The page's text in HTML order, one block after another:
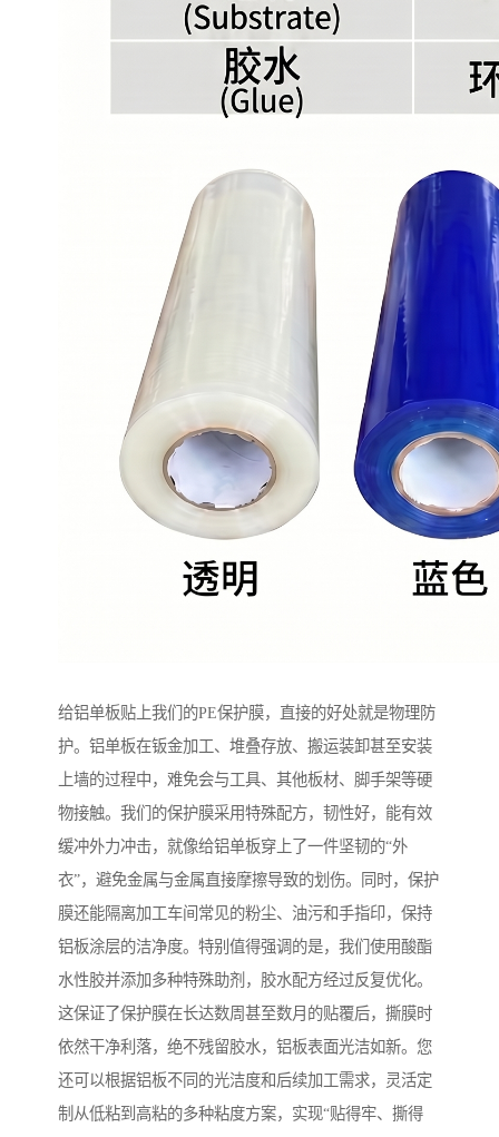
给铝单板贴上我们的PE保护膜，直接的好处就是物理防
护。铝单板在钣金加工、堆叠存放、搬运装卸甚至安装
上墙的过程中，难免会与工具、其他板材、脚手架等硬
物接触。我们的保护膜采用特殊配方，韧性好，能有效
缓冲外力冲击，就像给铝单板穿上了一件坚韧的“外
衣”，避免金属与金属直接摩擦导致的划伤。同时，保护
膜还能隔离加工车间常见的粉尘、油污和手指印，保持
铝板涂层的洁净度。特别值得强调的是，我们使用酸酯
水性胶并添加多种特殊助剂，胶水配方经过反复优化。
这保证了保护膜在长达数周甚至数月的贴覆后，撕膜时
依然干净利落，绝不残留胶水，铝板表面光洁如新。您
还可以根据铝板不同的光洁度和后续加工需求，灵活定
制从低粘到高粘的多种粘度方案，实现“贴得牢、撕得